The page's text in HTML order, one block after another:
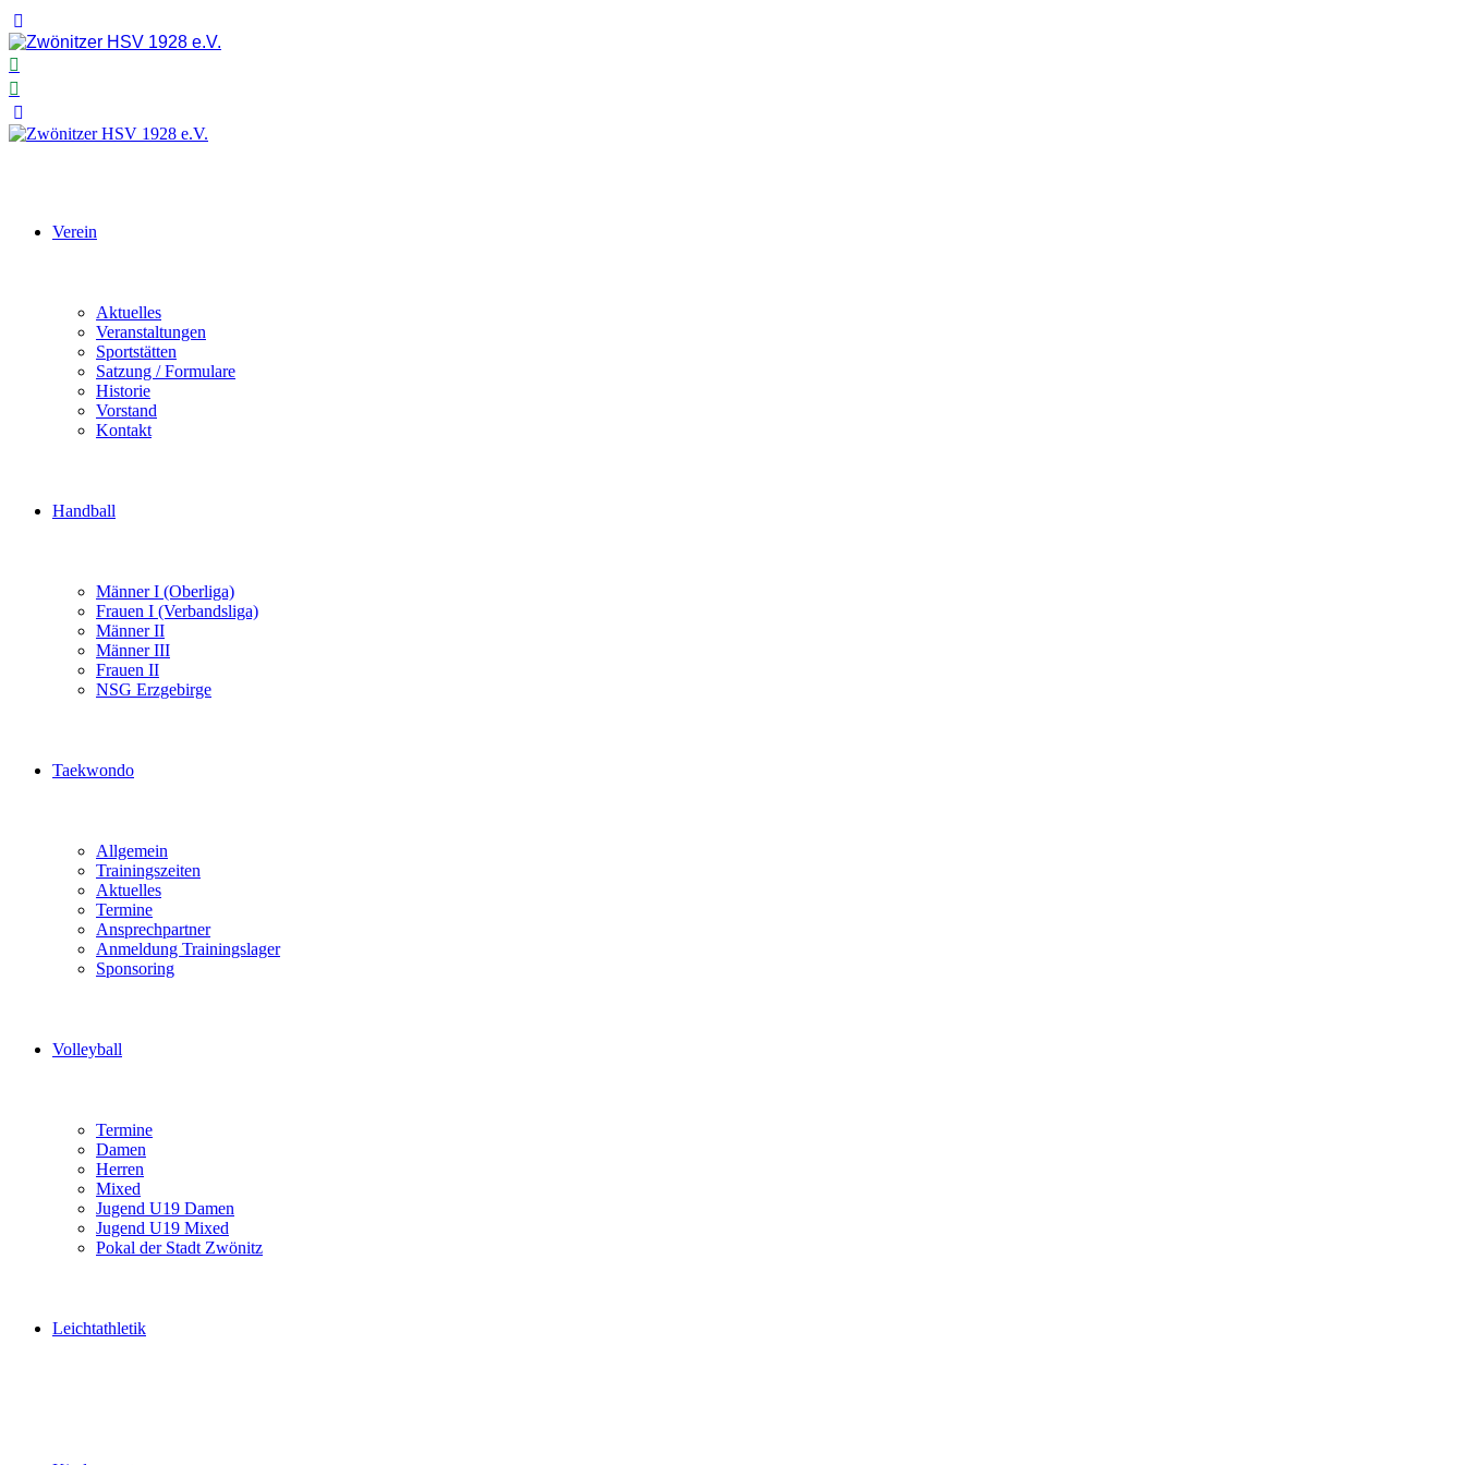
Verein
Aktuelles
Veranstaltungen
Sportstätten
Satzung / Formulare
Historie
Vorstand
Kontakt
Handball
Männer I (Oberliga)
Frauen I (Verbandsliga)
Männer II
Männer III
Frauen II
NSG Erzgebirge
Taekwondo
Allgemein
Trainingszeiten
Aktuelles
Termine
Ansprechpartner
Anmeldung Trainingslager
Sponsoring
Volleyball
Termine
Damen
Herren
Mixed
Jugend U19 Damen
Jugend U19 Mixed
Pokal der Stadt Zwönitz
Leichtathletik